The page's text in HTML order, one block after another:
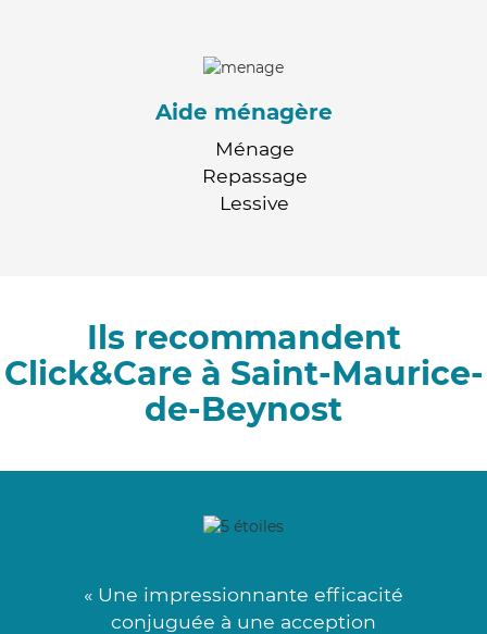
Aide ménagère
Ménage
Repassage
Lessive
Ils recommandent
Click&Care à Saint-Maurice-
de-Beynost
« Une impressionnante efficacité
conjuguée à une acception